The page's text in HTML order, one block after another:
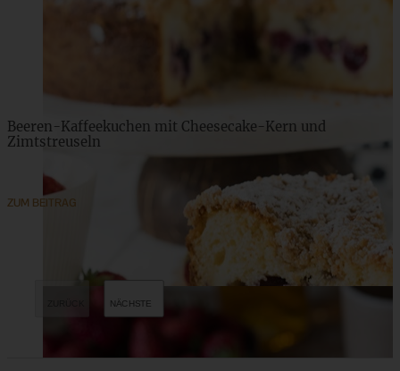
Beeren-Kaffeekuchen mit Cheesecake-Kern und
Zimtstreuseln
ZUM BEITRAG